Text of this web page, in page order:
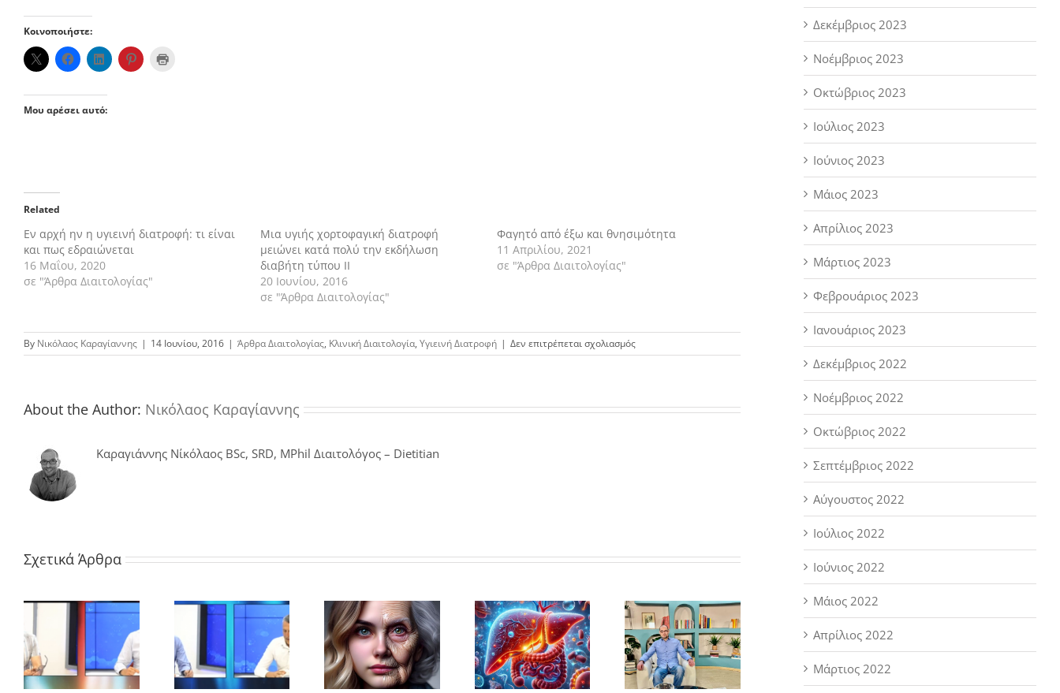
Κοινοποιήστε:
Μου αρέσει αυτό:
Related
Εν αρχή ην η υγιεινή διατροφή: τι είναι
και πως εδραιώνεται
16 Μαΐου, 2020
σε "Άρθρα Διαιτολογίας"
Μια υγιής χορτοφαγική διατροφή
μειώνει κατά πολύ την εκδήλωση
διαβήτη τύπου ΙΙ
20 Ιουνίου, 2016
σε "Άρθρα Διαιτολογίας"
Φαγητό από έξω και θνησιμότητα
11 Απριλίου, 2021
σε "Άρθρα Διαιτολογίας"
By Νικόλαος Καραγίαννης | 14 Ιουνίου, 2016 | Άρθρα Διαιτολογίας, Κλινική Διαιτολογία, Υγιεινή Διατροφή | Δεν επιτρέπεται σχολιασμόςστο
Υψηλότερη
αλέσεως
About the Author: Νικόλαος Καραγίαννης
Καραγιάννης Νίκόλαος BSc, SRD, MPhil Διαιτολόγος – Dietitian
Σχετικά Άρθρα
Δεκέμβριος 2023
Νοέμβριος 2023
Οκτώβριος 2023
Ιούλιος 2023
Ιούνιος 2023
Μάιος 2023
Απρίλιος 2023
Μάρτιος 2023
Φεβρουάριος 2023
Ιανουάριος 2023
Δεκέμβριος 2022
Νοέμβριος 2022
Οκτώβριος 2022
Σεπτέμβριος 2022
Αύγουστος 2022
Ιούλιος 2022
Ιούνιος 2022
Μάιος 2022
Απρίλιος 2022
Μάρτιος 2022